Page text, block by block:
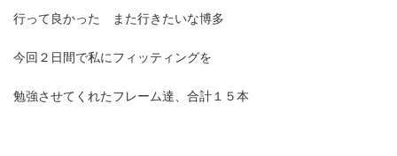
行って良かった また行きたいな博多
今回２日間で私にフィッティングを
勉強させてくれたフレーム達、合計１５本